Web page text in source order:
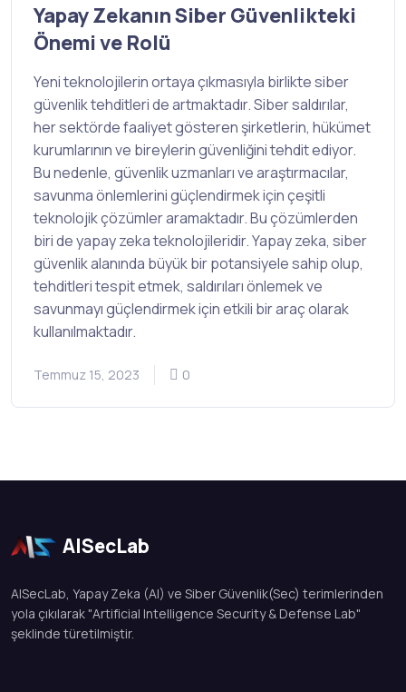
Yapay Zekanın Siber Güvenlikteki
Önemi ve Rolü
Yeni teknolojilerin ortaya çıkmasıyla birlikte siber
güvenlik tehditleri de artmaktadır. Siber saldırılar,
her sektörde faaliyet gösteren şirketlerin, hükümet
kurumlarının ve bireylerin güvenliğini tehdit ediyor.
Bu nedenle, güvenlik uzmanları ve araştırmacılar,
savunma önlemlerini güçlendirmek için çeşitli
teknolojik çözümler aramaktadır. Bu çözümlerden
biri de yapay zeka teknolojileridir. Yapay zeka, siber
güvenlik alanında büyük bir potansiyele sahip olup,
tehditleri tespit etmek, saldırıları önlemek ve
savunmayı güçlendirmek için etkili bir araç olarak
kullanılmaktadır.
Temmuz 15, 2023 0
AISecLab
AISecLab, Yapay Zeka (AI) ve Siber Güvenlik(Sec) terimlerinden
yola çıkılarak "Artificial Intelligence Security & Defense Lab"
şeklinde türetilmiştir.